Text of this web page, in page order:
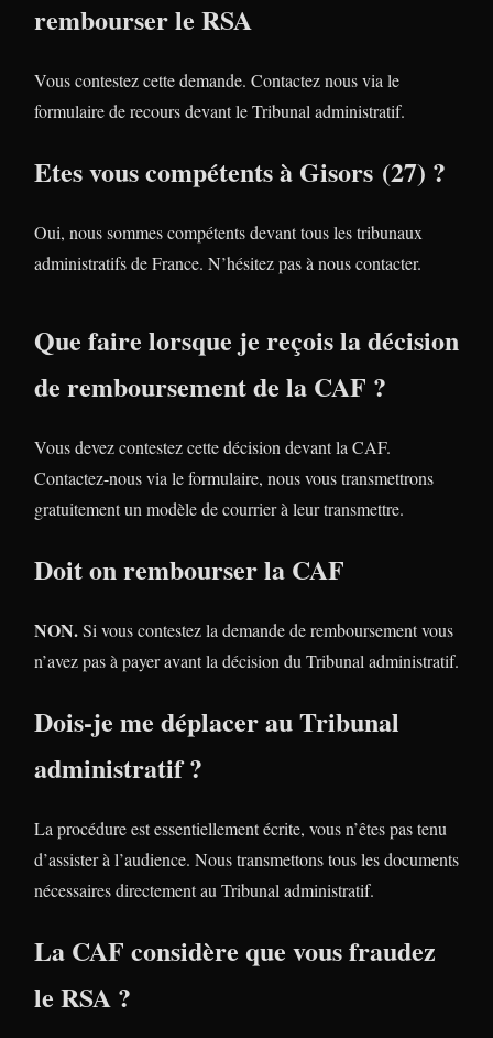
rembourser le RSA
Vous contestez cette demande. Contactez nous via le
formulaire de recours devant le Tribunal administratif.
Etes vous compétents à Gisors (27) ?
Oui, nous sommes compétents devant tous les tribunaux
administratifs de France. N’hésitez pas à nous contacter.
Que faire lorsque je reçois la décision
de remboursement de la CAF ?
Vous devez contestez cette décision devant la CAF.
Contactez-nous via le formulaire, nous vous transmettrons
gratuitement un modèle de courrier à leur transmettre.
Doit on rembourser la CAF
NON.Si vous contestez la demande de remboursement vous
n’avez pas à payer avant la décision du Tribunal administratif.
Dois-je me déplacer au Tribunal
administratif ?
La procédure est essentiellement écrite, vous n’êtes pas tenu
d’assister à l’audience. Nous transmettons tous les documents
nécessaires directement au Tribunal administratif.
La CAF considère que vous fraudez
le RSA ?